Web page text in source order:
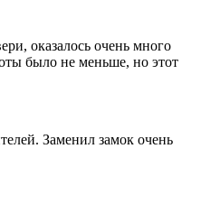
оказалось очень много
было не меньше, но этот
Заменил замок очень